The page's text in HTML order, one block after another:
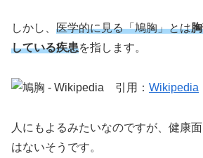
しかし、 医学的に見る「鳩胸」とは
している疾患を指します。
引用： Wikipedia
人にもよるみたいなのですが、健康
はないそうです。